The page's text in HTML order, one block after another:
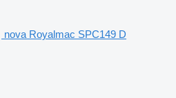
nova Royalmac SPC149 D